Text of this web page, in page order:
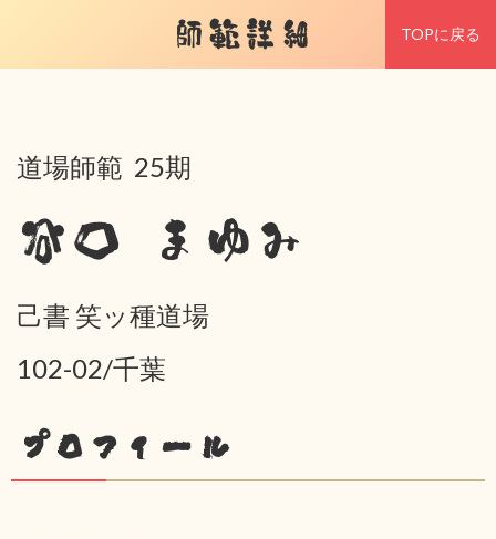
師範詳細 TOPに戻る
道場師範 25期
谷口 まゆみ
己書 笑ッ種道場
102-02/千葉
プロフィール